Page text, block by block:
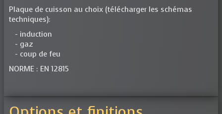
Plaque de cuisson au choix (télécharger les schémas
techniques):
- induction
- gaz
- coup de feu
NORME : EN 12815